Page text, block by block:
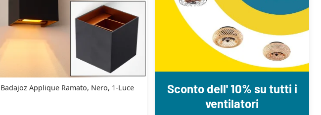
Badajoz Applique Ramato, Nero, 1-Luce
Sconto dell' 10% su tutti i
ventilatori